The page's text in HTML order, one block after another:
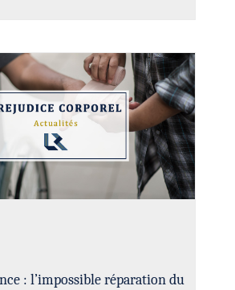
: l’impossible réparation du